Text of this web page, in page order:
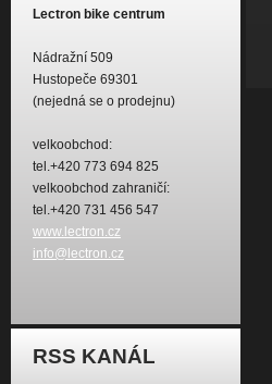
Lectron bike centrum
Nádražní 509
Hustopeče 69301
(nejedná se o prodejnu)
velkoobchod:
tel.+420 773 694 825
velkoobchod zahraničí:
tel.+420 731 456 547
www.lectron.cz
info@lectron.cz
RSS KANÁL